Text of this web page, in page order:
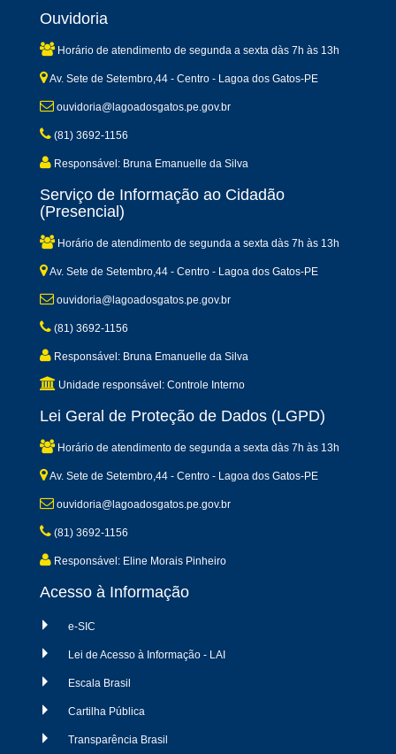
Ouvidoria
Horário de atendimento de segunda a sexta dàs 7h às 13h
Av. Sete de Setembro,44 - Centro - Lagoa dos Gatos-PE
ouvidoria@lagoadosgatos.pe.gov.br
(81) 3692-1156
Responsável: Bruna Emanuelle da Silva
Serviço de Informação ao Cidadão
(Presencial)
Horário de atendimento de segunda a sexta dàs 7h às 13h
Av. Sete de Setembro,44 - Centro - Lagoa dos Gatos-PE
ouvidoria@lagoadosgatos.pe.gov.br
(81) 3692-1156
Responsável: Bruna Emanuelle da Silva
Unidade responsável: Controle Interno
Lei Geral de Proteção de Dados (LGPD)
Horário de atendimento de segunda a sexta dàs 7h às 13h
Av. Sete de Setembro,44 - Centro - Lagoa dos Gatos-PE
ouvidoria@lagoadosgatos.pe.gov.br
(81) 3692-1156
Responsável: Eline Morais Pinheiro
Acesso à Informação
e-SIC
Lei de Acesso à Informação - LAI
Escala Brasil
Cartilha Pública
Transparência Brasil